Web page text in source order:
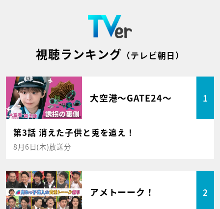
視聴ランキング （テレビ朝日）
大空港～GATE24～ 1
第3話 消えた子供と兎を追え！
8月6日(木)放送分
アメトーーク！ 2